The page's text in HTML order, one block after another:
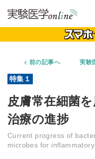
前の記事へ
実験
皮膚常在細菌
治療の進捗
Current progress of
microbes for